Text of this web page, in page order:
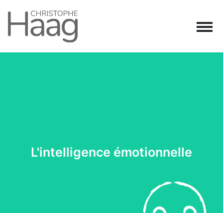
Navigation principale
L'intelligence émotionnelle